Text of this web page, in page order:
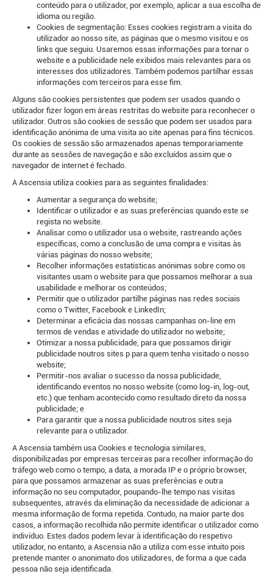
conteúdo para o utilizador, por exemplo, aplicar a sua escolha de
idioma ou região.
Cookies de segmentação: Esses cookies registram a visita do
utilizador ao nosso site, as páginas que o mesmo visitou e os
links que seguiu. Usaremos essas informações para tornar o
website e a publicidade nele exibidos mais relevantes para os
interesses dos utilizadores. Também podemos partilhar essas
informações com terceiros para esse fim.
Alguns são cookies persistentes que podem ser usados quando o
utilizador fizer logon em áreas restritas do website para reconhecer o
utilizador. Outros são cookies de sessão que podem ser usados para
identificação anónima de uma visita ao site apenas para fins técnicos.
Os cookies de sessão são armazenados apenas temporariamente
durante as sessões de navegação e são excluídos assim que o
navegador de internet é fechado.
A Ascensia utiliza cookies para as seguintes finalidades:
Aumentar a segurança do website;
Identificar o utilizador e as suas preferências quando este se
regista no website.
Analisar como o utilizador usa o website, rastreando ações
específicas, como a conclusão de uma compra e visitas às
várias páginas do nosso website;
Recolher informações estatísticas anónimas sobre como os
visitantes usam o website para que possamos melhorar a sua
usabilidade e melhorar os conteúdos;
Permitir que o utilizador partilhe páginas nas redes sociais
como o Twitter, Facebook e LinkedIn;
Determinar a eficácia das nossas campanhas on-line em
termos de vendas e atividade do utilizador no website;
Otimizar a nossa publicidade, para que possamos dirigir
publicidade noutros sites p para quem tenha visitado o nosso
website;
Permitir-nos avaliar o sucesso da nossa publicidade,
identificando eventos no nosso website (como log-in, log-out,
etc.) que tenham acontecido como resultado direto da nossa
publicidade; e
Para garantir que a nossa publicidade noutros sites seja
relevante para o utilizador.
A Ascensia também usa Cookies e tecnologia similares,
disponibilizadas por empresas terceiras para recolher informação do
tráfego web como o tempo, a data, a morada IP e o próprio browser,
para que possamos armazenar as suas preferências e outra
informação no seu computador, poupando-lhe tempo nas visitas
subsequentes, através da eliminação da necessidade de adicionar a
mesma informação de forma repetida. Contudo, na maior parte dos
casos, a informação recolhida não permite identificar o utilizador como
indivíduo. Estes dados podem levar à identificação do respetivo
utilizador, no entanto, a Ascensia não a utiliza com esse intuito pois
pretende manter o anonimato dos utilizadores, de forma a que cada
pessoa não seja identificada.